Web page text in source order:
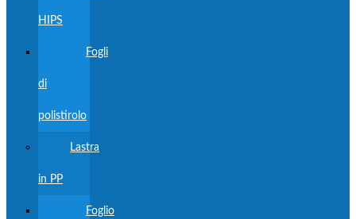
HIPS
Fogli
di
polistirolo
Lastra
in PP
Foglio